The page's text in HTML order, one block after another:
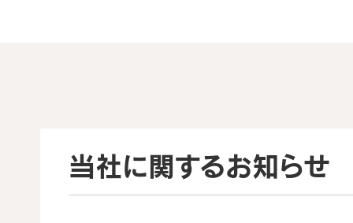
当社に関するお知らせ